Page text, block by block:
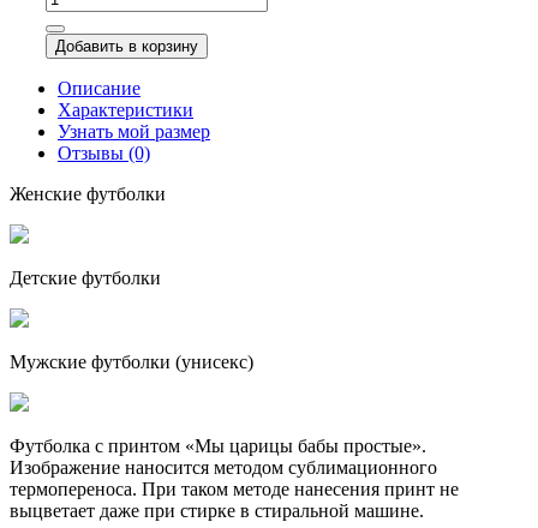
Добавить в корзину
Описание
Характеристики
Узнать мой размер
Отзывы (0)
Женские футболки
Детские футболки
Мужские футболки (унисекс)
Футболка с принтом «Мы царицы бабы простые».
Изображение наносится методом сублимационного
термопереноса. При таком методе нанесения принт не
выцветает даже при стирке в стиральной машине.